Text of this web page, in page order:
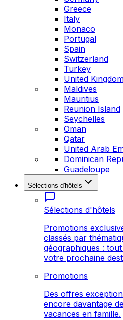
Greece
Italy
Monaco
Portugal
Spain
Switzerland
Turkey
United Kingdom
Maldives
Mauritius
Reunion Island
Seychelles
Oman
Qatar
United Arab
Dominican
Guadeloupe
Sélections d'hôtels
Sélections d'hôtels
Promotions
classés par
géographiques :
votre prochaine
Promotions
Des offres
encore davantage
vacances en famille.